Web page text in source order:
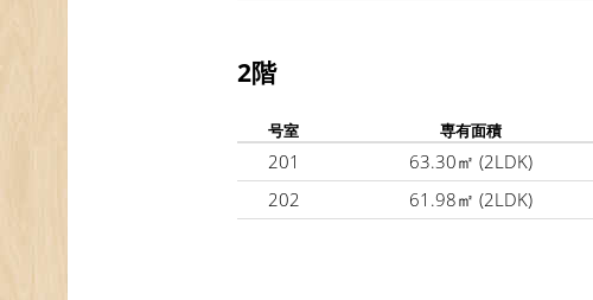
2階
号室 専有面積
201 63.30㎡ (2LDK)
202
61.98㎡ (2LDK)